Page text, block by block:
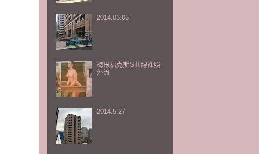
2014.03.05
梅根福克斯S曲線裸照
外流
2014.5.27